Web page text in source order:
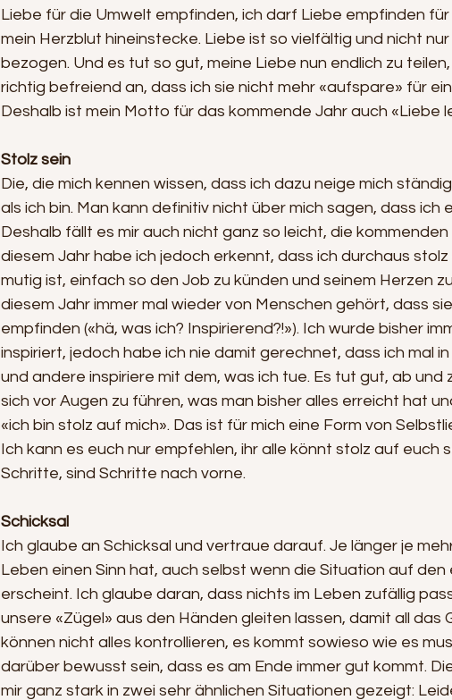
Liebe für die Umwelt empfinden, ich darf Liebe empfinden
mein Herzblut hineinstecke. Liebe ist so vielfältig und nicht
bezogen. Und es tut so gut, meine Liebe nun endlich zu
richtig befreiend an, dass ich sie nicht mehr «aufspare» für
Deshalb ist mein Motto für das kommende Jahr auch «Liebe
Stolz sein
Die, die mich kennen wissen, dass ich dazu neige mich
als ich bin. Man kann definitiv nicht über mich sagen, dass ich
Deshalb fällt es mir auch nicht ganz so leicht, die kommenden
diesem Jahr habe ich jedoch erkennt, dass ich durchaus
mutig ist, einfach so den Job zu künden und seinem Herzen
diesem Jahr immer mal wieder von Menschen gehört, dass
empfinden («hä, was ich? Inspirierend?!»). Ich wurde bisher
inspiriert, jedoch habe ich nie damit gerechnet, dass ich mal
und andere inspiriere mit dem, was ich tue. Es tut gut, ab und
sich vor Augen zu führen, was man bisher alles erreicht hat
«ich bin stolz auf mich». Das ist für mich eine Form von
Ich kann es euch nur empfehlen, ihr alle könnt stolz auf euch
Schritte, sind Schritte nach vorne.
Schicksal
Ich glaube an Schicksal und vertraue darauf. Je länger je
Leben einen Sinn hat, auch selbst wenn die Situation auf den
erscheint. Ich glaube daran, dass nichts im Leben zufällig
unsere «Zügel» aus den Händen gleiten lassen, damit all das
können nicht alles kontrollieren, es kommt sowieso wie es
darüber bewusst sein, dass es am Ende immer gut kommt.
mir ganz stark in zwei sehr ähnlichen Situationen gezeigt: